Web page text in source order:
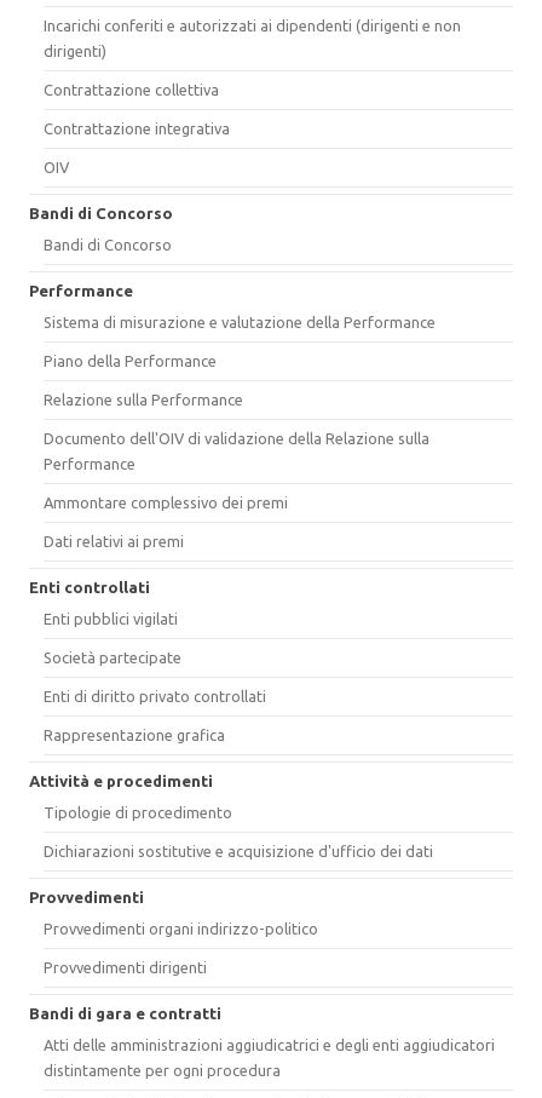
Incarichi conferiti e autorizzati ai dipendenti (dirigenti e non
dirigenti)
Contrattazione collettiva
Contrattazione integrativa
OIV
Bandi di Concorso
Bandi di Concorso
Performance
Sistema di misurazione e valutazione della Performance
Piano della Performance
Relazione sulla Performance
Documento dell'OIV di validazione della Relazione sulla
Performance
Ammontare complessivo dei premi
Dati relativi ai premi
Enti controllati
Enti pubblici vigilati
Società partecipate
Enti di diritto privato controllati
Rappresentazione grafica
Attività e procedimenti
Tipologie di procedimento
Dichiarazioni sostitutive e acquisizione d'ufficio dei dati
Provvedimenti
Provvedimenti organi indirizzo-politico
Provvedimenti dirigenti
Bandi di gara e contratti
Atti delle amministrazioni aggiudicatrici e degli enti aggiudicatori
distintamente per ogni procedura